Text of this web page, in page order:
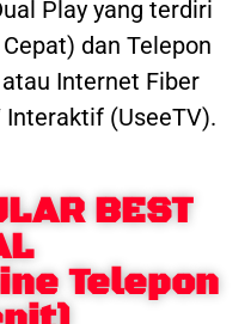
Play yang terdiri
dan Telepon
Internet Fiber
(UseeTV).
BEST
Telepon